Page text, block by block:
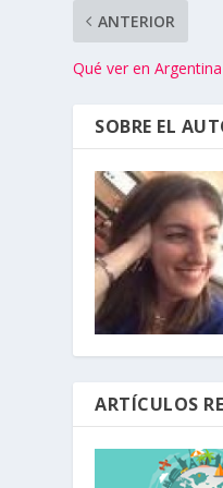
ANTERIOR
Qué ver en Argentina
SOBRE EL
ARTÍCULOS